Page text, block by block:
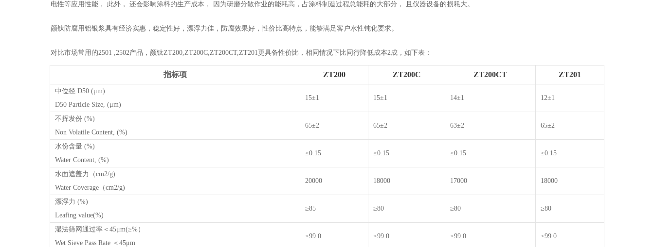
电性等应用性能， 此外， 还会影响涂料的生产成本， 因为研磨分散作业的能耗高，占涂料制造过程总能耗的大部分， 且仪器设备的损耗大。
颜钛防腐用铝银浆具有经济实惠，稳定性好，漂浮力佳，防腐效果好，性价比高特点，能够满足客户水性钝化要求。
对比市场常用的2501 ,2502产品，颜钛ZT200,ZT200C,ZT200CT,ZT201更具备性价比，相同情况下比同行降低成本2成，如下表：
指标项 ZT200 ZT200C ZT200CT ZT201
中位径 D50 (μm)
D50 Particle Size, (μm)
15±1 15±1 14±1 12±1
不挥发份 (%)
Non Volatile Content, (%)
65±2 65±2 63±2 65±2
水份含量 (%)
Water Content, (%)
≤0.15 ≤0.15 ≤0.15 ≤0.15
水面遮盖力（cm2/g)
Water Coverage（cm2/g)
20000 18000 17000 18000
漂浮力 (%)
Leafing value(%)
≥85 ≥80 ≥80 ≥80
湿法筛网通过率＜45μm(≥%）
Wet Sieve Pass Rate ＜45μm
≥99.0 ≥99.0 ≥99.0 ≥99.0